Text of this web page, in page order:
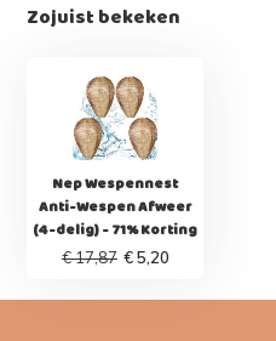
Zojuist bekeken
Nep Wespennest
Anti-Wespen Afweer
(4-delig) - 71% Korting
€ 17,87 € 5,20